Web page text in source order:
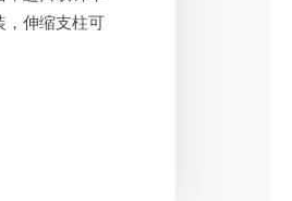
，伸缩支柱可